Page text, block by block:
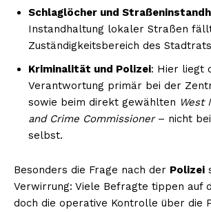
Schlaglöcher und
Instandhaltung lokaler Straßen
Zuständigkeitsbereich des
Kriminalität und Polizei: Hier liegt
Verantwortung primär bei der
sowie beim direkt gewählten West
and Crime Commissioner– nicht
selbst.
Besonders die Frage nach der Polizei
Verwirrung: Viele Befragte tippen auf
doch die operative Kontrolle über die